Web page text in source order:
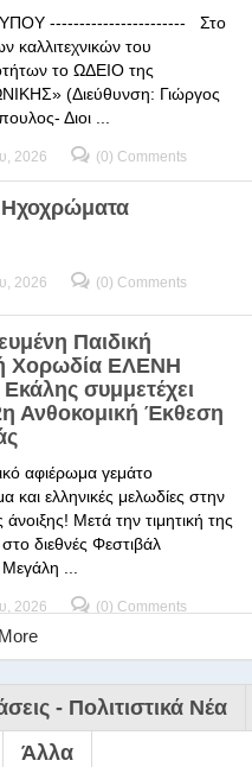
----------------------- Στο
καλλιτεχνικών του
το ΩΔΕΙΟ της
(Διεύθυνση: Γιώργος
Διοι ...
2026 (0) Comments
Ηχοχρώματα
2026 (0) Comments
Παιδική
Χορωδία ΕΛΕΝΗ
συμμετέχει
Ανθοκομική Έκθεση
αφιέρωμα γεμάτο
και ελληνικές μελωδίες στην
άνοιξης! Μετά την τιμητική της
διεθνές Φεστιβάλ
...
2026 (0) Comments
- Πολιτιστικά Νέα
Άλλα